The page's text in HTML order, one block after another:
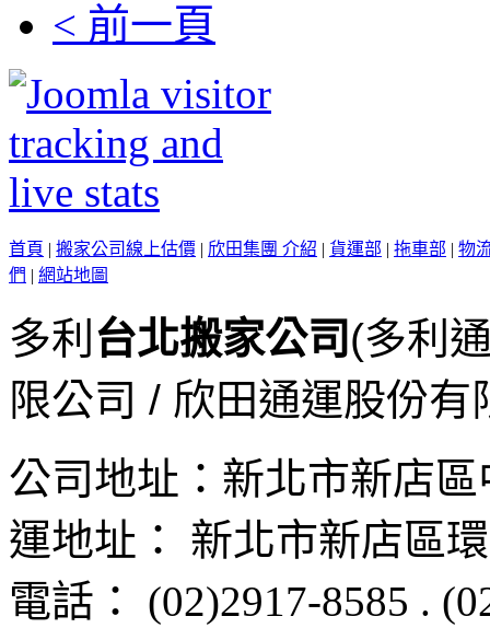
< 前一頁
首頁 | 搬家公司線上估價 | 欣田集團 介紹 | 貨運部 | 拖車部 | 物
們 | 網站地圖
多利 台北搬家公司 (多利
限公司 / 欣田通運股份
公司地址： 新北市新店區
運地址： 新北市新店區
電話： (02)2917-8585 .